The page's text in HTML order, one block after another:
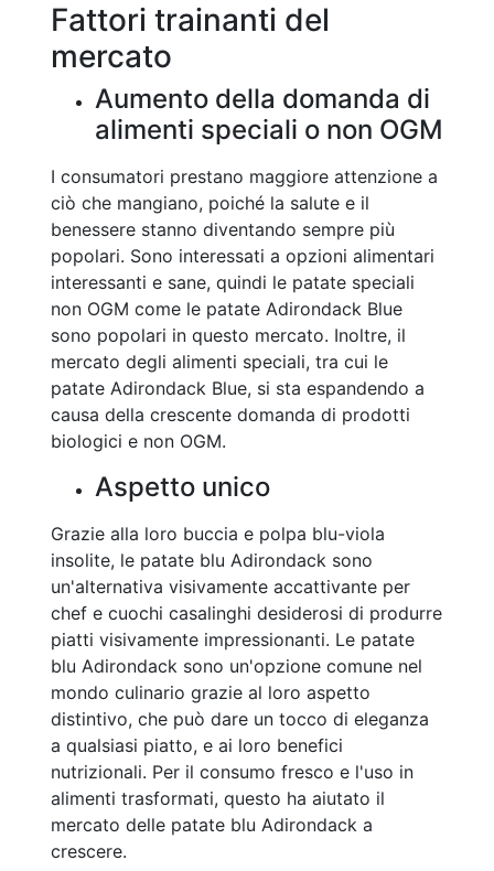
Fattori trainanti del
mercato
Aumento della domanda di
alimenti speciali o non OGM
I consumatori prestano maggiore attenzione a
ciò che mangiano, poiché la salute e il
benessere stanno diventando sempre più
popolari. Sono interessati a opzioni alimentari
interessanti e sane, quindi le patate speciali
non OGM come le patate Adirondack Blue
sono popolari in questo mercato. Inoltre, il
mercato degli alimenti speciali, tra cui le
patate Adirondack Blue, si sta espandendo a
causa della crescente domanda di prodotti
biologici e non OGM.
Aspetto unico
Grazie alla loro buccia e polpa blu-viola
insolite, le patate blu Adirondack sono
un'alternativa visivamente accattivante per
chef e cuochi casalinghi desiderosi di produrre
piatti visivamente impressionanti. Le patate
blu Adirondack sono un'opzione comune nel
mondo culinario grazie al loro aspetto
distintivo, che può dare un tocco di eleganza
a qualsiasi piatto, e ai loro benefici
nutrizionali. Per il consumo fresco e l'uso in
alimenti trasformati, questo ha aiutato il
mercato delle patate blu Adirondack a
crescere.